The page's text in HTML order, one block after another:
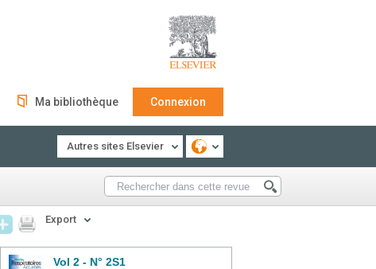
Ma bibliothèque Connexion
Autres sites Elsevier
Export
Vol 2 - N° 2S1